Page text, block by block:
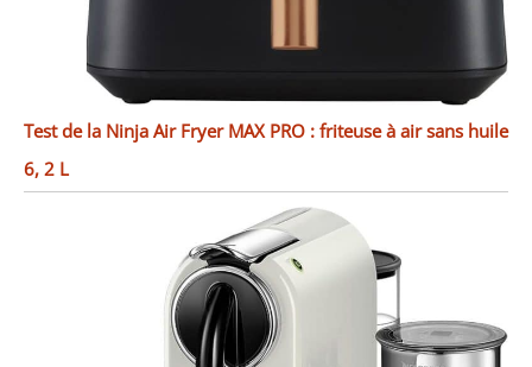
Test de la Ninja Air Fryer MAX PRO : friteuse à air sans huile
6, 2 L